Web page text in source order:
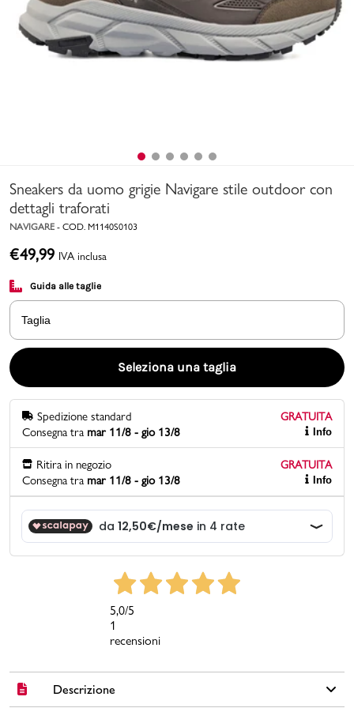
Uomo Bambino
Accedi | Registrati
Promo & News
negozi
contatti
pcard
Gift card
Sneakers da uomo grigie Navigare stile outdoor con
dettagli traforati
NAVIGARE - COD. M1140S0103
€49,99 IVA inclusa
Guida alle taglie
Taglia
Seleziona una taglia
Spedizione standard
GRATUITA
Consegna tra mar 11/8 - gio 13/8 Info
Ritira in negozio
GRATUITA
Consegna tra mar 11/8 - gio 13/8 Info
5,0/5
1
recensioni
Descrizione